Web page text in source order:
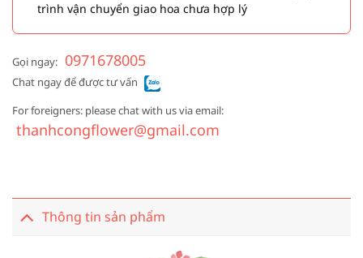
trình vận chuyển giao hoa chưa hợp lý
Gọi ngay: 0971678005
Chat ngay để được tư vấn
For foreigners: please chat with us via email:
thanhcongflower@gmail.com
Thông tin sản phẩm